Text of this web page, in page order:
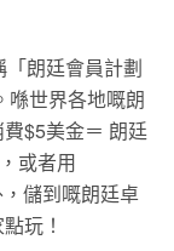
朗廷會員計劃
喺世界各地嘅朗
$5美金＝ 朗廷
或者用
儲到嘅朗廷卓
玩！